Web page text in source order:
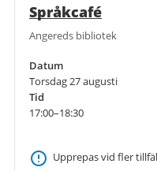
Språkcafé
Angereds bibliotek
Datum
Torsdag 27 augusti
Tid
17:00–18:30
Upprepas vid fler